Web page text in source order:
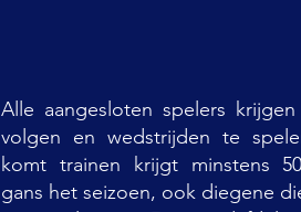
Alle aangesloten spelers
volgen en wedstrijden te
komt trainen krijgt minstens
gans het seizoen, ook diegene